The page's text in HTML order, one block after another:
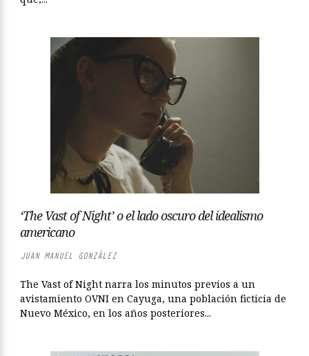
‘The Vast of Night’ o el lado oscuro del idealismo
americano
JUAN MANUEL GONZÁLEZ
The Vast of Night narra los minutos previos a un
avistamiento OVNI en Cayuga, una población ficticia de
Nuevo México, en los años posteriores...